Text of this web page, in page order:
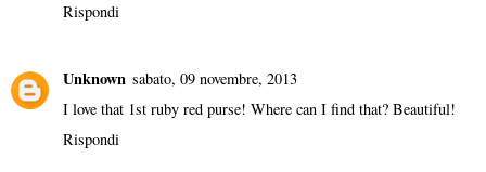
Rispondi
Unknown sabato, 09 novembre, 2013
I love that 1st ruby red purse! Where can I find that? Beautiful!
Rispondi